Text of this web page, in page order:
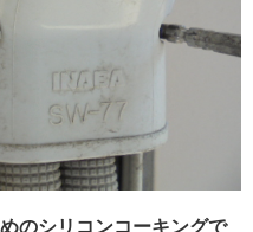
のシリコンコーキングで